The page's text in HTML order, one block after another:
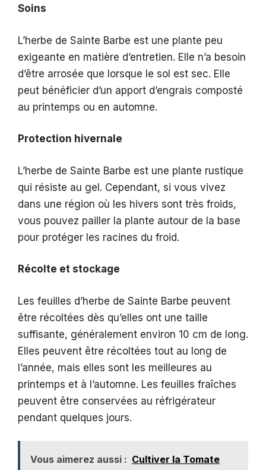
Soins
L’herbe de Sainte Barbe est une plante peu
exigeante en matière d’entretien. Elle n’a besoin
d’être arrosée que lorsque le sol est sec. Elle
peut bénéficier d’un apport d’engrais composté
au printemps ou en automne.
Protection hivernale
L’herbe de Sainte Barbe est une plante rustique
qui résiste au gel. Cependant, si vous vivez
dans une région où les hivers sont très froids,
vous pouvez pailler la plante autour de la base
pour protéger les racines du froid.
Récolte et stockage
Les feuilles d’herbe de Sainte Barbe peuvent
être récoltées dès qu’elles ont une taille
suffisante, généralement environ 10 cm de long.
Elles peuvent être récoltées tout au long de
l’année, mais elles sont les meilleures au
printemps et à l’automne. Les feuilles fraîches
peuvent être conservées au réfrigérateur
pendant quelques jours.
Vous aimerez aussi : Cultiver la Tomate